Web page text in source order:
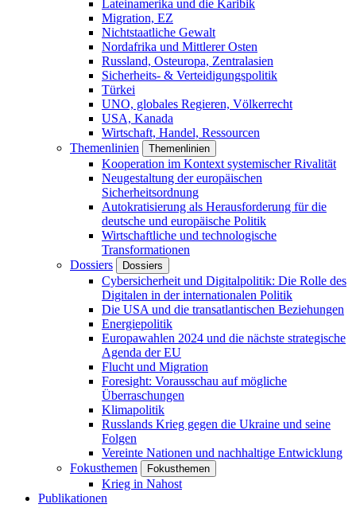
Lateinamerika und die Karibik
Migration, EZ
Nichtstaatliche Gewalt
Nordafrika und Mittlerer Osten
Russland, Osteuropa, Zentralasien
Sicherheits- & Verteidigungspolitik
Türkei
UNO, globales Regieren, Völkerrecht
USA, Kanada
Wirtschaft, Handel, Ressourcen
Themenlinien
Themenlinien
Kooperation im Kontext systemischer Rivalität
Neugestaltung der europäischen
Sicherheitsordnung
Autokratisierung als Herausforderung für die
deutsche und europäische Politik
Wirtschaftliche und technologische
Transformationen
Dossiers
Dossiers
Cybersicherheit und Digitalpolitik: Die Rolle des
Digitalen in der internationalen Politik
Die USA und die transatlantischen Beziehungen
Energiepolitik
Europawahlen 2024 und die nächste strategische
Agenda der EU
Flucht und Migration
Foresight: Vorausschau auf mögliche
Überraschungen
Klimapolitik
Russlands Krieg gegen die Ukraine und seine
Folgen
Vereinte Nationen und nachhaltige Entwicklung
Fokusthemen
Fokusthemen
Krieg in Nahost
Publikationen